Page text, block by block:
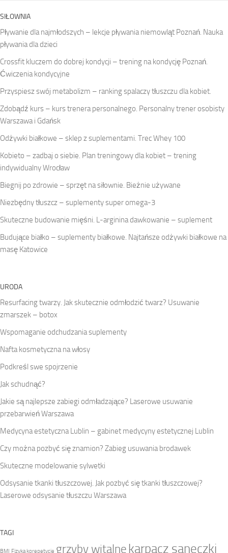
SIŁOWNIA
Pływanie dla najmłodszych – lekcje pływania niemowląt Poznań. Nauka
pływania dla dzieci
Crossfit kluczem do dobrej kondycji – trening na kondycję Poznań.
Ćwiczenia kondycyjne
Przyspiesz swój metabolizm – ranking spalaczy tłuszczu dla kobiet.
Zdobądź kurs – kurs trenera personalnego. Personalny trener osobisty
Warszawa i Gdańsk
Odżywki białkowe – sklep z suplementami. Trec Whey 100
Kobieto – zadbaj o siebie. Plan treningowy dla kobiet – trening
indywidualny Wrocław
Biegnij po zdrowie – sprzęt na siłownie. Bieżnie używane
Niezbędny tłuszcz – suplementy super omega-3
Skuteczne budowanie mięśni. L-arginina dawkowanie – suplement
Budujące białko – suplementy białkowe. Najtańsze odżywki białkowe na
masę Katowice
URODA
Resurfacing twarzy. Jak skutecznie odmłodzić twarz? Usuwanie
zmarszek – botox
Wspomaganie odchudzania suplementy
Nafta kosmetyczna na włosy
Podkreśl swe spojrzenie
Jak schudnąć?
Jakie są najlepsze zabiegi odmładzające? Laserowe usuwanie
przebarwień Warszawa
Medycyna estetyczna Lublin – gabinet medycyny estetycznej Lublin
Czy można pozbyć się znamion? Zabieg usuwania brodawek
Skuteczne modelowanie sylwetki
Odsysanie tkanki tłuszczowej. Jak pozbyć się tkanki tłuszczowej?
Laserowe odsysanie tłuszczu Warszawa
TAGI
BMI Fizyka korepetycje grzyby witalne karpacz saneczki